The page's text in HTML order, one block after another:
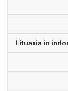
Lituania in